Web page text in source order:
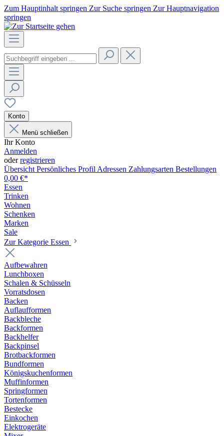
Zum Hauptinhalt springen Zur Suche springen Zur Hauptnavigation
springen
Konto
Menü schließen
Ihr Konto
Anmelden
oderregistrieren
Übersicht Persönliches Profil Adressen Zahlungsarten Bestellungen
0,00 €*
Essen
Trinken
Wohnen
Schenken
Marken
Sale
Zur Kategorie Essen
Aufbewahren
Lunchboxen
Schalen & Schüsseln
Vorratsdosen
Backen
Auflaufformen
Backbleche
Backformen
Backhelfer
Backpinsel
Brotbackformen
Bundformen
Königskuchenformen
Muffinformen
Springformen
Tortenformen
Bestecke
Einkochen
Elektrogeräte